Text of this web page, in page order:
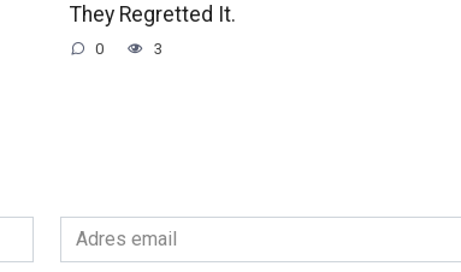
They Regretted It.
0 3
Adres
email